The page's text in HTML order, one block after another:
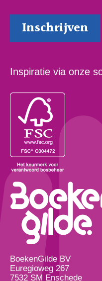
Inspiratie via onze
BoekenGilde BV
Euregioweg 267
7532 SM Enschede